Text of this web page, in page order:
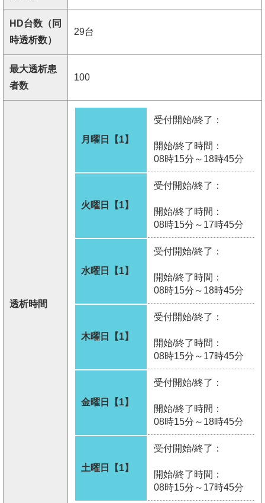
HD台数（同
時透析数）
29台
最大透析患
者数
100
透析時間
月曜日【1】
受付開始/終了：
開始/終了時間：
08時15分～18時45分
火曜日【1】
受付開始/終了：
開始/終了時間：
08時15分～17時45分
水曜日【1】
受付開始/終了：
開始/終了時間：
08時15分～18時45分
木曜日【1】
受付開始/終了：
開始/終了時間：
08時15分～17時45分
金曜日【1】
受付開始/終了：
開始/終了時間：
08時15分～18時45分
土曜日【1】
受付開始/終了：
開始/終了時間：
08時15分～17時45分